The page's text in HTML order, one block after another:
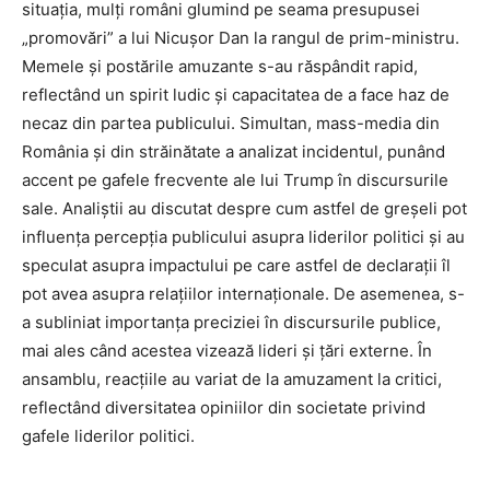
situația, mulți români glumind pe seama presupusei
„promovări” a lui Nicușor Dan la rangul de prim-ministru.
Memele și postările amuzante s-au răspândit rapid,
reflectând un spirit ludic și capacitatea de a face haz de
necaz din partea publicului. Simultan, mass-media din
România și din străinătate a analizat incidentul, punând
accent pe gafele frecvente ale lui Trump în discursurile
sale. Analiștii au discutat despre cum astfel de greșeli pot
influența percepția publicului asupra liderilor politici și au
speculat asupra impactului pe care astfel de declarații îl
pot avea asupra relațiilor internaționale. De asemenea, s-
a subliniat importanța preciziei în discursurile publice,
mai ales când acestea vizează lideri și țări externe. În
ansamblu, reacțiile au variat de la amuzament la critici,
reflectând diversitatea opiniilor din societate privind
gafele liderilor politici.